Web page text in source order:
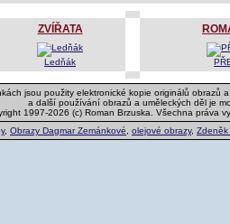
ZVÍŘATA
Ledňák
jsou použity elektronické kopie originálů obrazů
a další používání obrazů a uměleckých děl je
1997-2026 (c) Roman Brzuska. Všechna práva
, Obrazy Dagmar Zemánkové olejové obrazy, Zdeněk